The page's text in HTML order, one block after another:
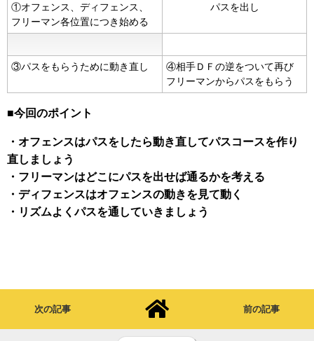
①オフェンス、ディフェンス、
フリーマン各位置につき始める
パスを出し
③パスをもらうために動き直し
④相手ＤＦの逆をついて再び
フリーマンからパスをもらう
■今回のポイント
・オフェンスはパスをしたら動き直してパスコースを作り
直しましょう
・フリーマンはどこにパスを出せば通るかを考える
・ディフェンスはオフェンスの動きを見て動く
・リズムよくパスを通していきましょう
次の記事 前の記事